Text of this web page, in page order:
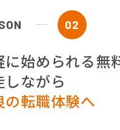
02
に始められる無
しながら
の転職体験へ